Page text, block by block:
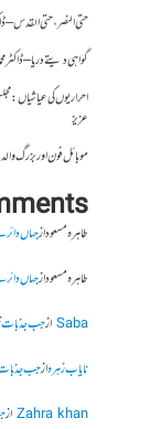
حتی النصر ، حتی القدس –
گواہی دیتے دریا – ڈاکٹر
احراریوں کی عیاشیاں :
عزیز
موبائل فون اور بزرگ
طاہرہ مسعودازجہاں
طاہرہ مسعودازجہاں
Sabaازجب جذبات
نایاب زہرہازجب جذبات
Zahra khanاز